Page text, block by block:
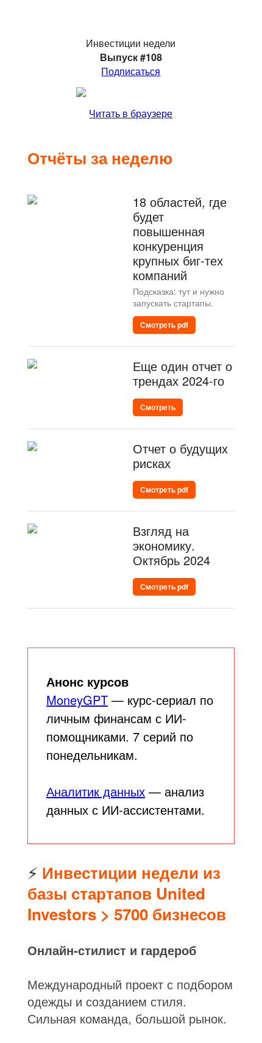
Инвестиции недели
Выпуск #108
Подписаться
Читать в браузере
Отчёты за неделю
18 областей, где
будет
повышенная
конкуренция
крупных биг-тех
компаний
Подсказка: тут и нужно
запускать стартапы.
Смотреть pdf
Еще один отчет о
трендах 2024-го
Смотреть
Отчет о будущих
рисках
Смотреть pdf
Взгляд на
экономику.
Октябрь 2024
Смотреть pdf
Анонс курсов
MoneyGPT — курс-сериал по
личным финансам с ИИ-
помощниками. 7 серий по
понедельникам.
Аналитик данных — анализ
данных с ИИ-ассистентами.
⚡ Инвестиции недели из
базы стартапов United
Investors > 5700 бизнесов
Онлайн-стилист и гардероб
Международный проект с подбором
одежды и созданием стиля.
Сильная команда, большой рынок.